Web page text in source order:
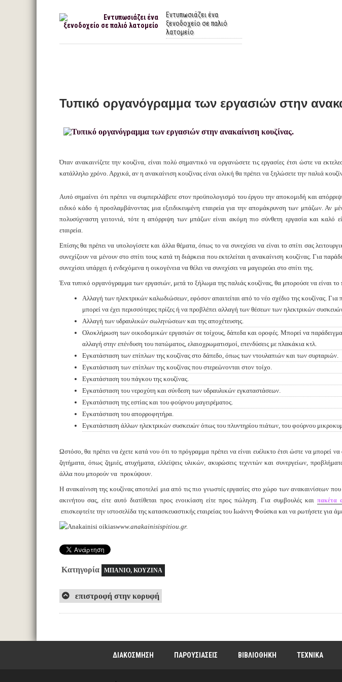
Εντυπωσιάζει ένα
ξενοδοχείο σε παλιό
λατομείο
Τυπικό οργανόγραμμα των εργασιών στην
Όταν ανακαινίζετε την κουζίνα, είναι πολύ σημαντικό να οργανώσετε τις εργασίες έτσι ώστε να
κατάλληλο χρόνο. Αρχικά, αν η ανακαίνιση κουζίνας είναι ολική θα πρέπει να ξηλώσετε την παλιά
Αυτό σημαίνει ότι πρέπει να συμπεριλάβετε στον προϋπολογισμό του έργου την αποκομιδή και
ειδικό κάδο ή προσλαμβάνοντας μια εξειδικευμένη εταιρεία για την απομάκρυνση των μπάζων. Αν
πολυσύχναστη γειτονιά, τότε η απόρριψη των μπάζων είναι ακόμη πιο σύνθετη εργασία και καλό
εταιρεία.
Επίσης θα πρέπει να υπολογίσετε και άλλα θέματα, όπως το να συνεχίσει να είναι το σπίτι σας
συνεχίζουν να μένουν στο σπίτι τους κατά τη διάρκεια που εκτελείται η ανακαίνιση κουζίνας. Για
συνεχίσει υπάρχει ή ενδεχόμενα η οικογένεια να θέλει να συνεχίσει να μαγειρεύει στο σπίτι της.
Ένα τυπικό οργανόγραμμα των εργασιών, μετά το ξήλωμα της παλιάς κουζίνας, θα μπορούσε να είναι
Αλλαγή των ηλεκτρικών καλωδιώσεων, εφόσον απαιτείται από το νέο σχέδιο της κουζίνας. Για
μπορεί να έχει περισσότερες πρίζες ή να προβλέπει αλλαγή των θέσεων των ηλεκτρικών
Αλλαγή των υδραυλικών σωληνώσεων και της αποχέτευσης.
Ολοκλήρωση των οικοδομικών εργασιών σε τοίχους, δάπεδα και οροφές. Μπορεί να
αλλαγή στην επένδυση του πατώματος, ελαιοχρωματισμοί, επενδύσεις με πλακάκια κτλ.
Εγκατάσταση των επίπλων της κουζίνας στο δάπεδο, όπως των ντουλαπιών και των συρταριών.
Εγκατάσταση των επίπλων της κουζίνας που στερεώνονται στον τοίχο.
Εγκατάσταση του πάγκου της κουζίνας.
Εγκατάσταση του νεροχύτη και σύνδεση των υδραυλικών εγκαταστάσεων.
Εγκατάσταση της εστίας και του φούρνου μαγειρέματος.
Εγκατάσταση του απορροφητήρα.
Εγκατάσταση άλλων ηλεκτρικών συσκευών όπως του πλυντηρίου πιάτων, του φούρνου
Ωστόσο, θα πρέπει να έχετε κατά νου ότι το πρόγραμμα πρέπει να είναι ευέλικτο έτσι ώστε να μπορεί
ζητήματα, όπως ζημιές, ατυχήματα, ελλείψεις υλικών, ακυρώσεις τεχνιτών και συνεργείων,
άλλα που μπορούν να προκύψουν.
Η ανακαίνιση της κουζίνας αποτελεί μια από τις πιο γνωστές εργασίες στο χώρο των ανακαινίσεων
ακινήτου σας, είτε αυτό διατίθεται προς ενοικίαση είτε προς πώληση. Για συμβουλές και πακέτα
επισκεφτείτε την ιστοσελίδα της κατασκευαστικής εταιρείας του Ιωάννη Φούσκα και να ρωτήσετε για
www.anakainisispitiou.gr.
Κατηγορία ΜΠΑΝΙΟ, ΚΟΥΖΙΝΑ
επιστροφή στην κορυφή
ΔΙΑΚΟΣΜΗΣΗ ΠΑΡΟΥΣΙΑΣΕΙΣ ΒΙΒΛΙΟΘΗΚΗ ΤΕΧΝΙΚΑ